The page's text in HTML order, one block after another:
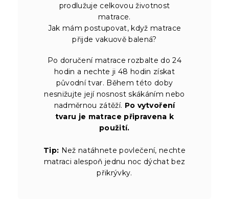
prodlužuje celkovou životnost
matrace.
Jak mám postupovat, když matrace
přijde vakuově balená?
Po doručení matrace rozbalte do 24
hodin a nechte ji 48 hodin získat
původní tvar. Během této doby
nesnižujte její nosnost skákáním nebo
nadměrnou zátěží. Po vytvoření
tvaru je matrace připravena k
použití.
Tip: Než natáhnete povlečení, nechte
matraci alespoň jednu noc dýchat bez
přikrývky.